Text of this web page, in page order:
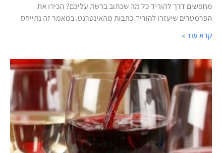
מחפשים דרך להוריד כל מה שכתוב ברשת עליכם? הכירו את
הפרמטרים שיעזרו להוריד כתבות מהאינטרנט. במאמר זה נתייחס
קרא עוד »